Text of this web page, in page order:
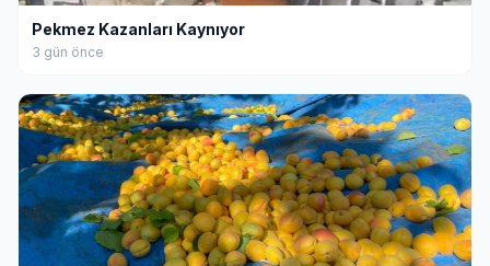
Pekmez Kazanları Kaynıyor
3 gün önce